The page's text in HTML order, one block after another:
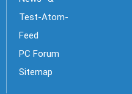
Test-Atom-
Feed
PC Forum
Sitemap